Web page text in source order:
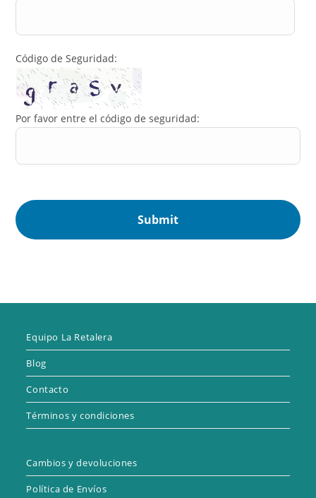
Código de Seguridad:
Por favor entre el código de seguridad:
Submit
Equipo La Retalera
Blog
Contacto
Términos y condiciones
Cambios y devoluciones
Política de Envíos